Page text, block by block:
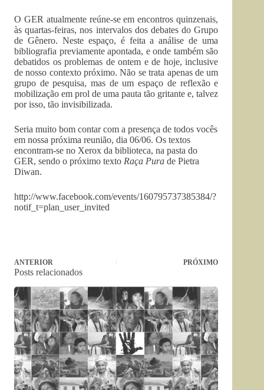
O GER atualmente reúne-se em encontros quinzenais,
às quartas-feiras, nos intervalos dos debates do Grupo
de Gênero. Neste espaço, é feita a análise de uma
bibliografia previamente apontada, e onde também são
debatidos os problemas de ontem e de hoje, inclusive
de nosso contexto próximo. Não se trata apenas de um
grupo de pesquisa, mas de um espaço de reflexão e
mobilização em prol de uma pauta tão gritante e, talvez
por isso, tão invisibilizada.
Seria muito bom contar com a presença de todos vocês
em nossa próxima reunião, dia 06/06. Os textos
encontram-se no Xerox da biblioteca, na pasta do
GER, sendo o próximo texto Raça Pura de Pietra
Diwan.
http://www.facebook.com/events/160795737385384/?
notif_t=plan_user_invited
ANTERIOR PRÓXIMO
Posts relacionados